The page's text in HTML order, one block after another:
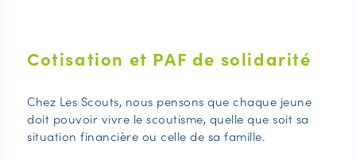
Cotisation et PAF de solidarité
Chez Les Scouts, nous pensons que chaque jeune
doit pouvoir vivre le scoutisme, quelle que soit sa
situation financière ou celle de sa famille.